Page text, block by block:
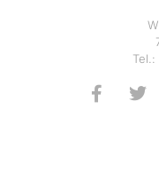
Tel.: